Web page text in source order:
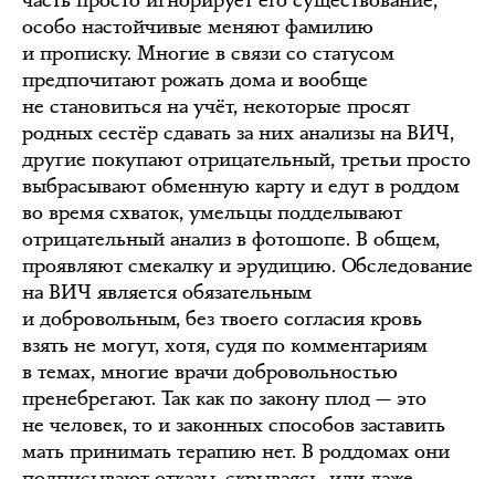
особо настойчивые меняют фамилию
и прописку. Многие в связи со статусом
предпочитают рожать дома и вообще
не становиться на учёт, некоторые просят
родных сестёр сдавать за них анализы на ВИЧ,
другие покупают отрицательный, третьи просто
выбрасывают обменную карту и едут в роддом
во время схваток, умельцы подделывают
отрицательный анализ в фотошопе. В общем,
проявляют смекалку и эрудицию. Обследование
на ВИЧ является обязательным
и добровольным, без твоего согласия кровь
взять не могут, хотя, судя по комментариям
в темах, многие врачи добровольностью
пренебрегают. Так как по закону плод — это
не человек, то и законных способов заставить
мать принимать терапию нет. В роддомах они